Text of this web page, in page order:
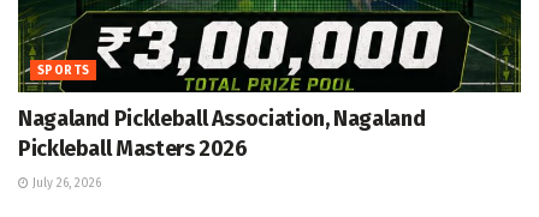
SPORTS
Nagaland Pickleball Association, Nagaland
Pickleball Masters 2026
July 26, 2026